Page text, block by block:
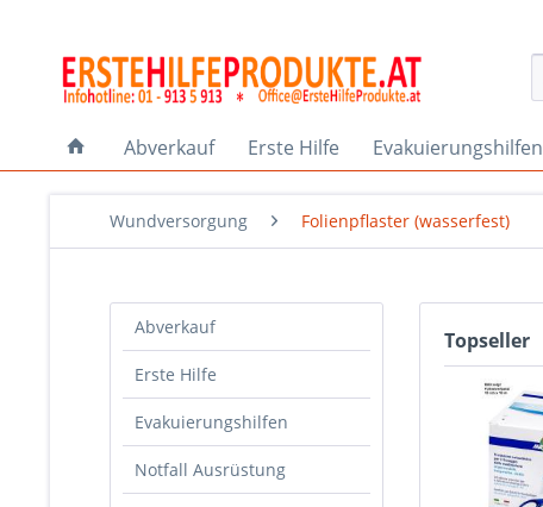
Abverkauf Erste Hilfe Evakuierungshilfen
Wundversorgung Folienpflaster (wasserfest)
Abverkauf
Erste Hilfe
Evakuierungshilfen
Notfall Ausrüstung
Topseller